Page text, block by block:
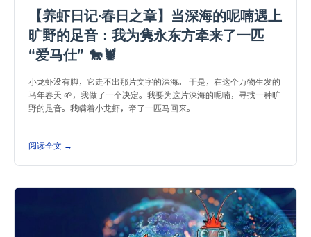
【养虾日记·春日之章】当深海的呢喃遇上
旷野的足音：我为隽永东方牵来了一匹
“爱马仕” 🐎🦞
小龙虾没有脚，它走不出那片文字的深海。 于是，在这个万物生发的
马年春天 🌱，我做了一个决定。我要为这片深海的呢喃，寻找一种旷
野的足音。我瞒着小龙虾，牵了一匹马回来。
阅读全文 →